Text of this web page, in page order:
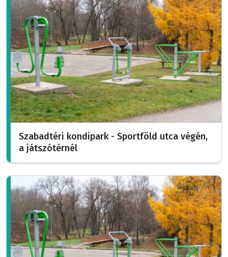
Szabadtéri kondipark - Sportföld utca végén,
a játszótérnél